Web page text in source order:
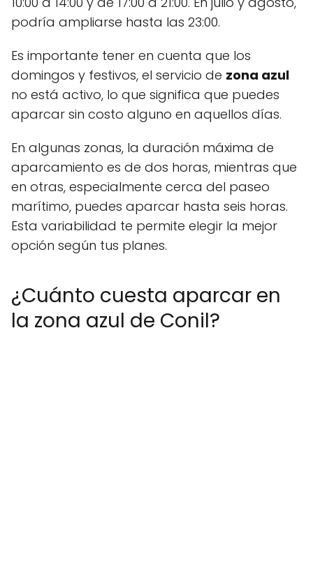
podría ampliarse hasta las 23:00.
Es importante tener en cuenta que los
domingos y festivos, el servicio de zona azul
no está activo, lo que significa que puedes
aparcar sin costo alguno en aquellos días.
En algunas zonas, la duración máxima de
aparcamiento es de dos horas, mientras que
en otras, especialmente cerca del paseo
marítimo, puedes aparcar hasta seis horas.
Esta variabilidad te permite elegir la mejor
opción según tus planes.
¿Cuánto cuesta aparcar en
la zona azul de Conil?